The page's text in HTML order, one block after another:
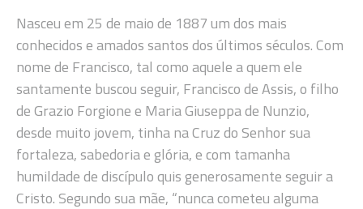
Nasceu em 25 de maio de 1887 um dos mais
conhecidos e amados santos dos últimos séculos. Com
nome de Francisco, tal como aquele a quem ele
santamente buscou seguir, Francisco de Assis, o filho
de Grazio Forgione e Maria Giuseppa de Nunzio,
desde muito jovem, tinha na Cruz do Senhor sua
fortaleza, sabedoria e glória, e com tamanha
humildade de discípulo quis generosamente seguir a
Cristo. Segundo sua mãe, “nunca cometeu alguma